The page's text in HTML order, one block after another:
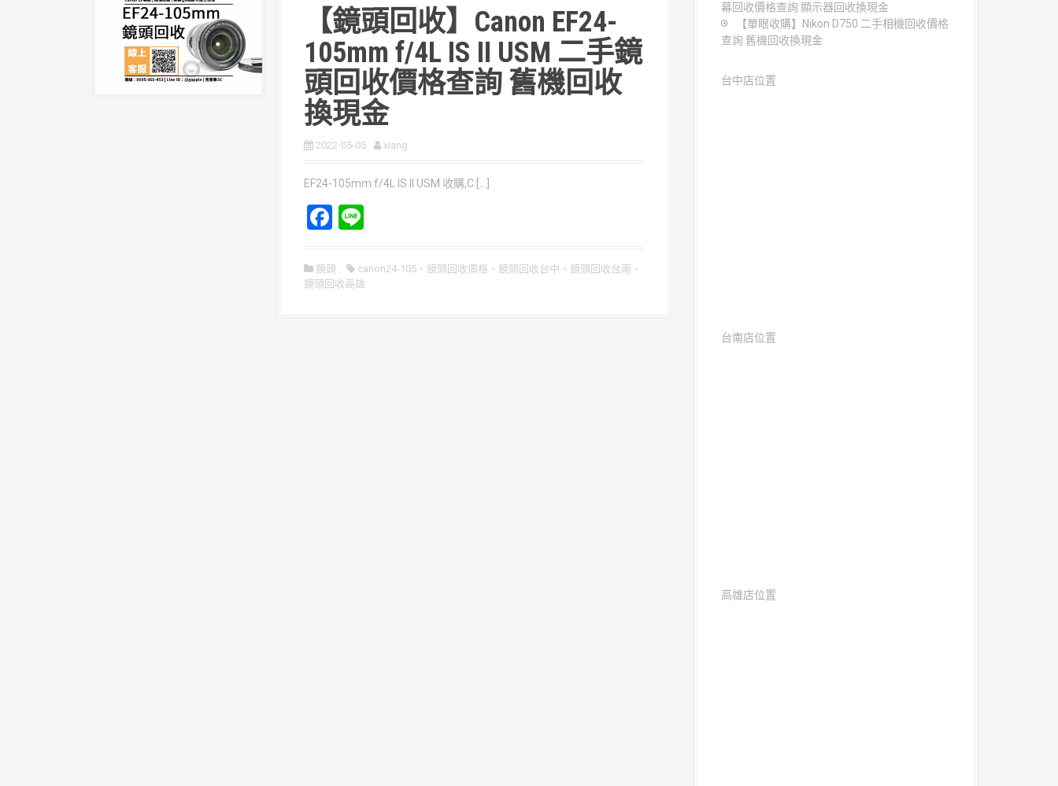
【鏡頭回收】Canon EF24-
105mm f/4L IS II USM 二手鏡
頭回收價格查詢 舊機回收
換現金
2022-05-05 xiang
EF24-105mm f/4L IS II USM 收購,C […]
F
ce
b
e
鏡頭 canon24-105 、 鏡頭回收價格 、 鏡頭回收台中 、 鏡頭回收台南 、
鏡頭回收高雄
幕回收價格查詢 顯示器回收換現金
【單眼收購】Nikon D750 二手相機回收價格
查詢 舊機回收換現金
台中店位置
台南店位置
高雄店位置